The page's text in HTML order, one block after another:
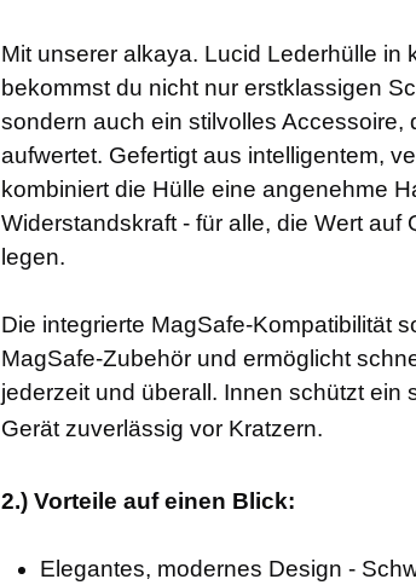
Mit unserer alkaya. Lucid Lederhülle in
bekommst du nicht nur erstklassigen
sondern auch ein stilvolles Accessoire,
aufwertet. Gefertigt aus intelligentem,
kombiniert die Hülle eine angenehme
Widerstandskraft - für alle, die Wert auf
legen.
Die integrierte MagSafe-Kompatibilität
MagSafe-Zubehör und ermöglicht
jederzeit und überall. Innen schützt ein
Gerät zuverlässig vor Kratzern.
2.) Vorteile auf einen Blick:
Elegantes, modernes Design -